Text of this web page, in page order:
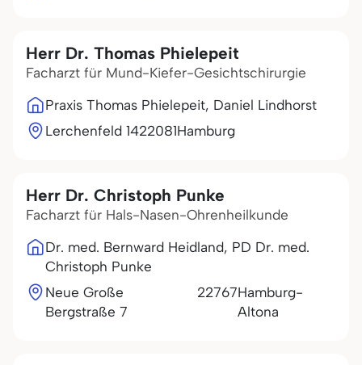
Herr Dr. Thomas Phielepeit
Facharzt für Mund-Kiefer-Gesichtschirurgie
Praxis Thomas Phielepeit, Daniel Lindhorst
Lerchenfeld 1422081Hamburg
Herr Dr. Christoph Punke
Facharzt für Hals-Nasen-Ohrenheilkunde
Dr. med. Bernward Heidland, PD Dr. med.
Christoph Punke
Neue Große
Bergstraße 7
22767Hamburg-
Altona